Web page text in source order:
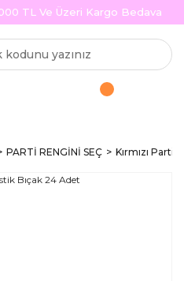
TL Ve Üzeri Kargo Bedava
PARTİ RENGİNİ SEÇ Kırmızı Parti